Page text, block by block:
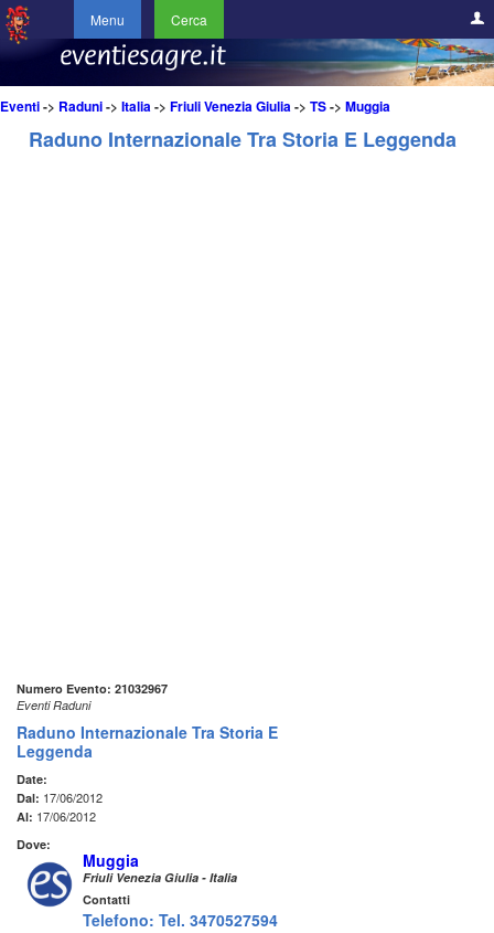
Menu Cerca
Eventi-> Raduni-> Italia-> Friuli Venezia Giulia-> TS-> Muggia
Raduno Internazionale Tra Storia E Leggenda
Numero Evento: 21032967
Eventi Raduni
Raduno Internazionale Tra Storia E
Leggenda
Date:
Dal: 17/06/2012
Al: 17/06/2012
Dove:
Muggia
Friuli Venezia Giulia - Italia
Contatti
Telefono: Tel. 3470527594